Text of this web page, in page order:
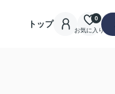
トップ
お気に入り
0